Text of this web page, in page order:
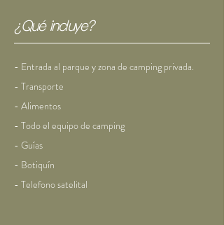
¿Qué incluye?
- Entrada al parque y zona de camping privada.
- Transporte
- Alimentos
- Todo el equipo de camping
- Guías
- Botiquín
- Telefono satelital